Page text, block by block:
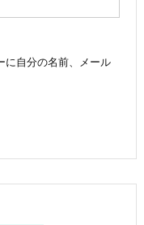
に自分の名前、メール